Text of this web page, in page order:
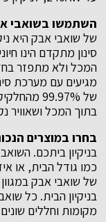
השתמשו בשואבי
של שואבי אבק היא
סינון מתקדם הינו
מגיעים עם מערכת
של
בתוך המכל ושאוויר
בחרו במוצרים
בניקיון ביתכם.
של שואבי אבק
בניקיון הבית. כל
מקומות וחללים